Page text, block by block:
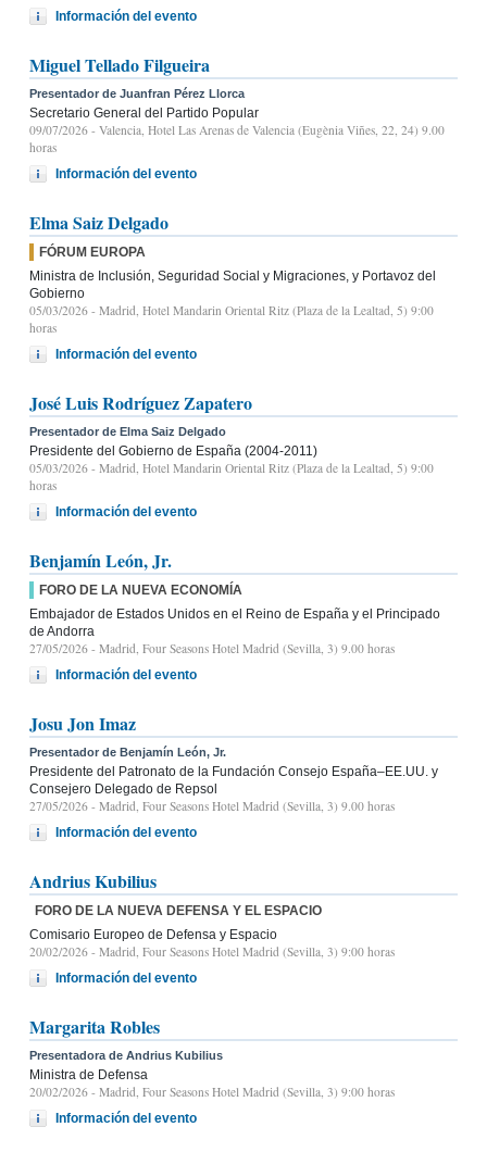
Información del evento
Miguel Tellado Filgueira
Presentador de Juanfran Pérez Llorca
Secretario General del Partido Popular
09/07/2026 - Valencia, Hotel Las Arenas de Valencia (Eugènia Viñes, 22, 24) 9.00
horas
Información del evento
Elma Saiz Delgado
FÓRUM EUROPA
Ministra de Inclusión, Seguridad Social y Migraciones, y Portavoz del
Gobierno
05/03/2026 - Madrid, Hotel Mandarin Oriental Ritz (Plaza de la Lealtad, 5) 9:00
horas
Información del evento
José Luis Rodríguez Zapatero
Presentador de Elma Saiz Delgado
Presidente del Gobierno de España (2004-2011)
05/03/2026 - Madrid, Hotel Mandarin Oriental Ritz (Plaza de la Lealtad, 5) 9:00
horas
Información del evento
Benjamín León, Jr.
FORO DE LA NUEVA ECONOMÍA
Embajador de Estados Unidos en el Reino de España y el Principado
de Andorra
27/05/2026 - Madrid, Four Seasons Hotel Madrid (Sevilla, 3) 9.00 horas
Información del evento
Josu Jon Imaz
Presentador de Benjamín León, Jr.
Presidente del Patronato de la Fundación Consejo España–EE.UU. y
Consejero Delegado de Repsol
27/05/2026 - Madrid, Four Seasons Hotel Madrid (Sevilla, 3) 9.00 horas
Información del evento
Andrius Kubilius
FORO DE LA NUEVA DEFENSA Y EL ESPACIO
Comisario Europeo de Defensa y Espacio
20/02/2026 - Madrid, Four Seasons Hotel Madrid (Sevilla, 3) 9:00 horas
Información del evento
Margarita Robles
Presentadora de Andrius Kubilius
Ministra de Defensa
20/02/2026 - Madrid, Four Seasons Hotel Madrid (Sevilla, 3) 9:00 horas
Información del evento